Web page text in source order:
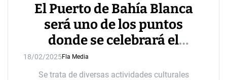
El Puerto de Bahía Blanca
será uno de los puntos
donde se celebrará el
carnaval en la ciudad
18/02/2025Fla Media
Se trata de diversas actividades culturales